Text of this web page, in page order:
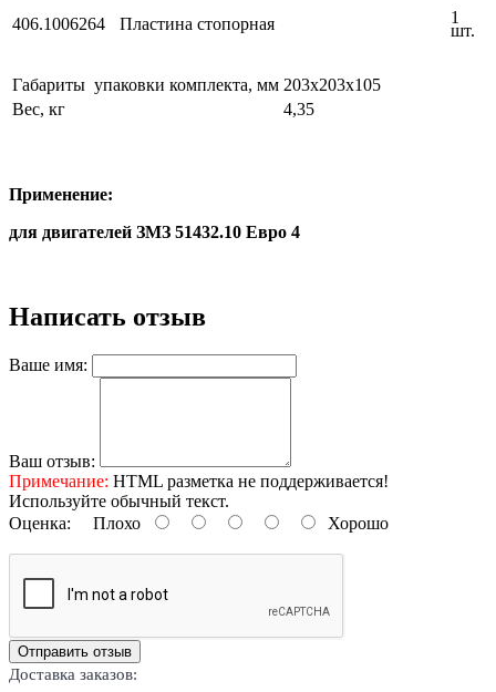
406.1006264
Пластина стопорная 1
шт.
Габариты упаковки комплекта, мм 203х203х105
Вес, кг
4,35
Применение:
для двигателей ЗМЗ 51432.10 Евро 4
Написать отзыв
Ваше имя:
Ваш отзыв:
Примечание: HTML разметка не поддерживается!
Используйте обычный текст.
Оценка: Плохо Хорошо
Отправить отзыв
Доставка заказов: